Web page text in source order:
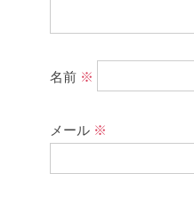
名前 ※
メール ※